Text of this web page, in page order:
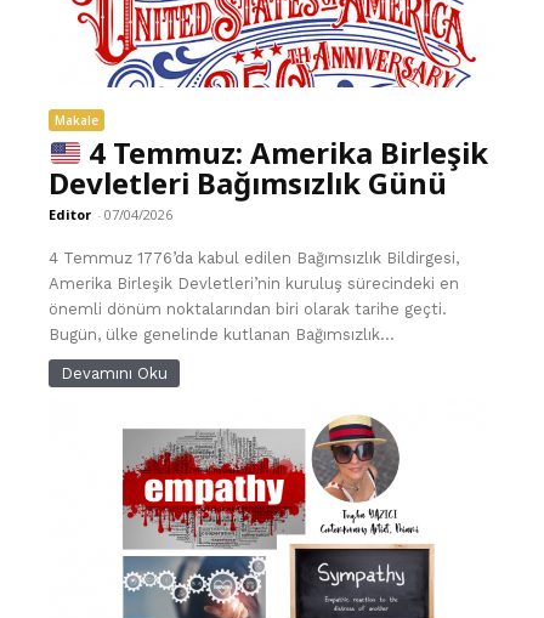
Makale
4 Temmuz: Amerika Birleşik
Devletleri Bağımsızlık Günü
Editor - 07/04/2026
4 Temmuz 1776’da kabul edilen Bağımsızlık Bildirgesi,
Amerika Birleşik Devletleri’nin kuruluş sürecindeki en
önemli dönüm noktalarından biri olarak tarihe geçti.
Bugün, ülke genelinde kutlanan Bağımsızlık...
Devamını Oku